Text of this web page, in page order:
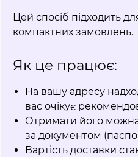
Цей спосіб підходить
компактних замовлень.
Як це працює:
На вашу адресу
вас очікує
Отримати його можна
за документом
Вартість доставки